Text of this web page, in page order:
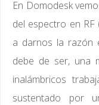
En Domodesk
del espectro en RF
a darnos la razón
debe de ser, una
inalámbricos
sustentado por